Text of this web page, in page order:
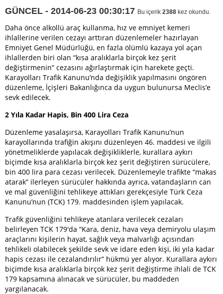
GÜNCEL - 2014-06-23 00:30:17 Bu içerik 2388 kez okundu.
Daha önce alkollü araç kullanma, hız ve emniyet kemeri
ihlallerine verilen cezayı arttıran düzenlemeler hazırlayan
Emniyet Genel Müdürlüğü, en fazla ölümlü kazaya yol açan
ihlallerden biri olan “kısa aralıklarla birçok kez şerit
değiştirmenin” cezasını ağırlaştırmak için harekete geçti.
Karayolları Trafik Kanunu’nda değişiklik yapılmasını öngören
düzenleme, İçişleri Bakanlığınca da uygun bulunursa Meclis’e
sevk edilecek.
2 Yıla Kadar Hapis, Bin 400 Lira Ceza
Düzenleme yasalaşırsa, Karayolları Trafik Kanunu’nun
karayollarında trafiğin akışını düzenleyen 46. maddesi ve ilgili
yönetmeliklerde yapılacak değişikliklerle, kurallara aykırı
biçimde kısa aralıklarla birçok kez şerit değiştiren sürücülere,
bin 400 lira para cezası verilecek. Düzenlemeyle trafikte “makas
atarak” ilerleyen sürücüler hakkında ayrıca, vatandaşların can
ve mal güvenliğini tehlikeye attıkları gerekçesiyle Türk Ceza
Kanunu’nun (TCK) 179. maddesinden işlem yapılacak.
Trafik güvenliğini tehlikeye atanlara verilecek cezaları
belirleyen TCK 179′da “Kara, deniz, hava veya demiryolu ulaşım
araçlarını kişilerin hayat, sağlık veya malvarlığı açısından
tehlikeli olabilecek şekilde sevk ve idare eden kişi, iki yıla kadar
hapis cezası ile cezalandırılır” hükmü yer alıyor. Kurallara aykırı
biçimde kısa aralıklarla birçok kez şerit değiştirme ihlali de TCK
179 kapsamına alınacak ve sürücüler, bu maddeden
yargılanacak.